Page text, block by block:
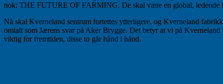
nok: THE FUTURE OF FARMING. De skal være en global, ledende
Nå skal Kverneland sentrum fortettes ytterligere, og Kverneland
omtalt som Jærens svar på Aker Brygge. Det betyr at vi på
viktig for fremtiden, disse to går hånd i hånd.